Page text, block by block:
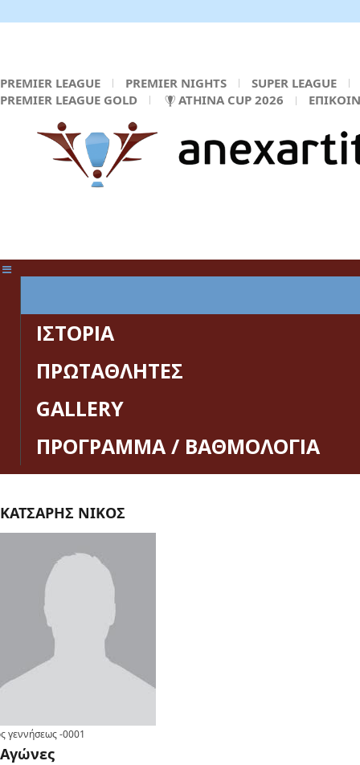
PREMIER LEAGUE PREMIER NIGHTS
SUPER LEAGUE
PREMIER LEAGUE GOLD
ATHINA CUP 2026
ΙΣΤΟΡΙΑ
ΠΡΩΤΑΘΛΗΤΕΣ
GALLERY
ΠΡΟΓΡΑΜΜΑ / ΒΑΘΜΟΛΟΓΙΑ
ΚΑΤΣΑΡΗΣ ΝΙΚΟΣ
γεννήσεως-0001
Αγώνες